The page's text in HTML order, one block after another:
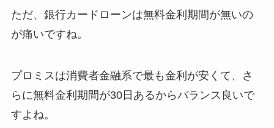
ただ、銀行カードローンは無料金利期間が無いの
が痛いですね。
プロミスは消費者金融系で最も金利が安くて、さ
らに無料金利期間が30日あるからバランス良いで
すよね。